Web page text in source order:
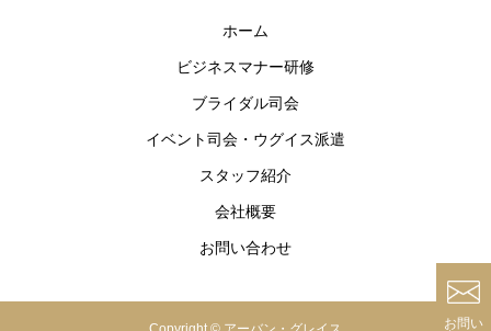
ホーム
ビジネスマナー研修
ブライダル司会
イベント司会・ウグイス派遣
スタッフ紹介
会社概要
お問い合わせ
お問い